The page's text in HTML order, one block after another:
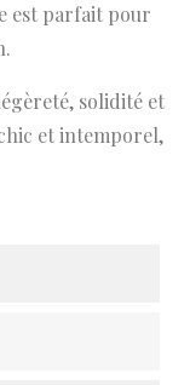
est parfait pour
solidité et
et intemporel,